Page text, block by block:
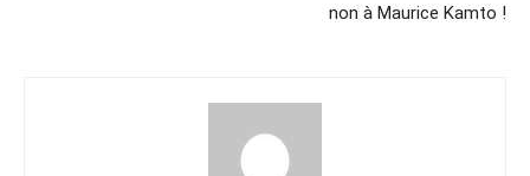
non à Maurice Kamto !